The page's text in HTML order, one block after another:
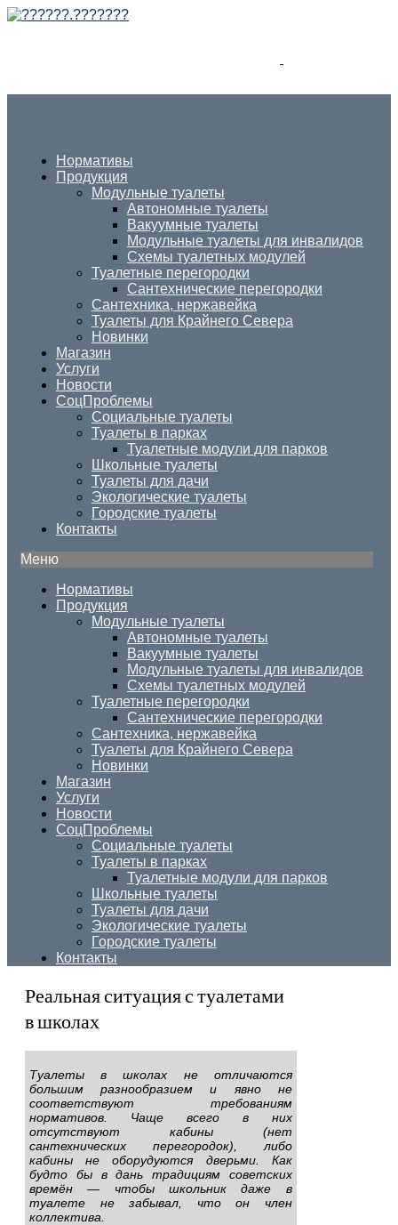
Нормативы
Продукция
Модульные туалеты
Автономные туалеты
Вакуумные туалеты
Модульные туалеты для инвалидов
Схемы туалетных модулей
Туалетные перегородки
Сантехнические перегородки
Сантехника, нержавейка
Туалеты для Крайнего Севера
Новинки
Магазин
Услуги
Новости
СоцПроблемы
Социальные туалеты
Туалеты в парках
Туалетные модули для парков
Школьные туалеты
Туалеты для дачи
Экологические туалеты
Городские туалеты
Контакты
Меню
Нормативы
Продукция
Модульные туалеты
Автономные туалеты
Вакуумные туалеты
Модульные туалеты для инвалидов
Схемы туалетных модулей
Туалетные перегородки
Сантехнические перегородки
Сантехника, нержавейка
Туалеты для Крайнего Севера
Новинки
Магазин
Услуги
Новости
СоцПроблемы
Социальные туалеты
Туалеты в парках
Туалетные модули для парков
Школьные туалеты
Туалеты для дачи
Экологические туалеты
Городские туалеты
Контакты
Реальная ситуация с туалетами
в школах
Туалеты в школах не отличаются
большим разнообразием и явно не
соответствуют требованиям
нормативов. Чаще всего в них
отсутствуют кабины (нет
сантехнических перегородок), либо
кабины не оборудуются дверьми. Как
будто бы в дань традициям советских
времён — чтобы школьник даже в
туалете не забывал, что он член
коллектива.